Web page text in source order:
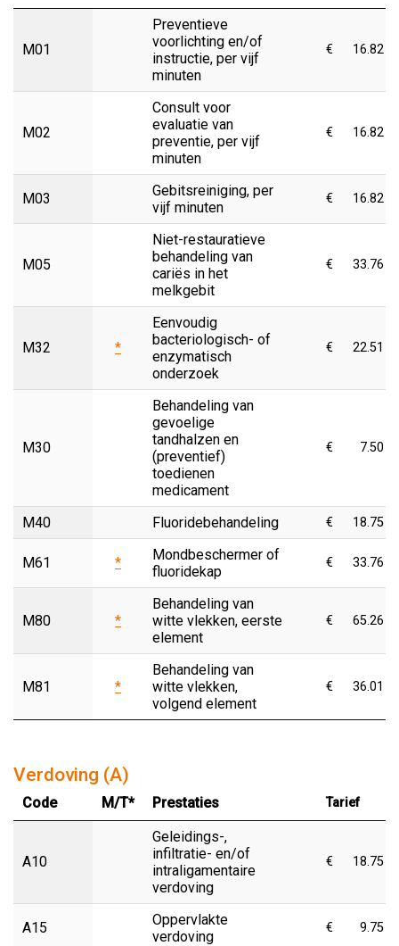
M01
Preventieve
voorlichting en/of
instructie, per vijf
minuten
€ 16.82
M02
Consult voor
evaluatie van
preventie, per vijf
minuten
€ 16.82
M03
Gebitsreiniging, per
vijf minuten
€ 16.82
M05
Niet-restauratieve
behandeling van
cariës in het
melkgebit
€ 33.76
M32 *
Eenvoudig
bacteriologisch- of
enzymatisch
onderzoek
€ 22.51
M30
Behandeling van
gevoelige
tandhalzen en
(preventief)
toedienen
medicament
€ 7.50
M40 Fluoridebehandeling € 18.75
M61 *
Mondbeschermer of
fluoridekap
€ 33.76
M80 *
Behandeling van
witte vlekken, eerste
element
€ 65.26
M81 *
Behandeling van
witte vlekken,
volgend element
€ 36.01
Verdoving (A)
Code M/T* Prestaties Tarief
A10
Geleidings-,
infiltratie- en/of
intraligamentaire
verdoving
€ 18.75
A15
Oppervlakte
verdoving
€ 9.75